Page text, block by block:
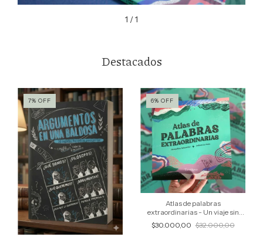
1 /1
Destacados
7% OFF 6% OFF
Atlas de palabras
extraordinarias - Un viaje sin
traducción
$30.000,00 $32.000,00